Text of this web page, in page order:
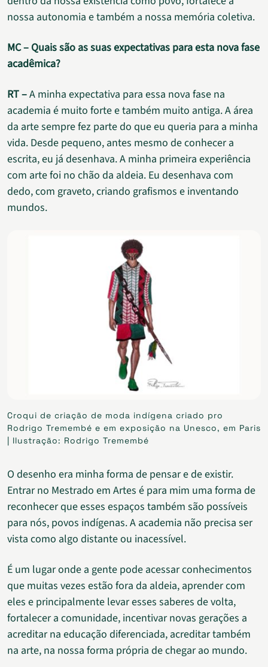
nossa autonomia e também a nossa memória coletiva.
MC – Quais são as suas expectativas para esta nova fase
acadêmica?
RT –A minha expectativa para essa nova fase na
academia é muito forte e também muito antiga. A área
da arte sempre fez parte do que eu queria para a minha
vida. Desde pequeno, antes mesmo de conhecer a
escrita, eu já desenhava. A minha primeira experiência
com arte foi no chão da aldeia. Eu desenhava com
dedo, com graveto, criando grafismos e inventando
mundos.
Croqui de criação de moda indígena criado pro
Rodrigo Tremembé e em exposição na Unesco, em Paris
| Ilustração: Rodrigo Tremembé
O desenho era minha forma de pensar e de existir.
Entrar no Mestrado em Artes é para mim uma forma de
reconhecer que esses espaços também são possíveis
para nós, povos indígenas. A academia não precisa ser
vista como algo distante ou inacessível.
É um lugar onde a gente pode acessar conhecimentos
que muitas vezes estão fora da aldeia, aprender com
eles e principalmente levar esses saberes de volta,
fortalecer a comunidade, incentivar novas gerações a
acreditar na educação diferenciada, acreditar também
na arte, na nossa forma própria de chegar ao mundo.